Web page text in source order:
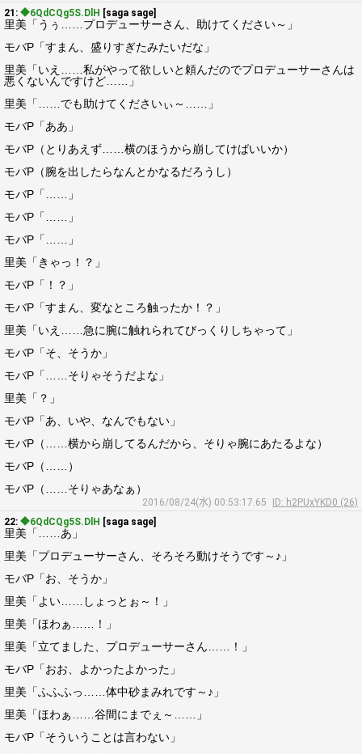
21: ◆6QdCQg5S.DlH [saga sage]
里美「うぅ……プロデューサーさん、助けてください～」
モバP「すまん、盛りすぎたみたいだな」
里美「いえ……私がやって欲しいと頼んだのでプロデューサーさんは
悪くないんですけど……」
里美「……でも助けてくださいぃ～……」
モバP「ああ」
モバP（とりあえず……横のほうから崩してけばいいか）
モバP（腕を出したらなんとかなるだろうし）
モバP「……」
モバP「……」
モバP「……」
里美「きゃっ！？」
モバP「！？」
モバP「すまん、変なところ触ったか！？」
里美「いえ……急に腕に触れられてびっくりしちゃって」
モバP「そ、そうか」
モバP「……そりゃそうだよな」
里美「？」
モバP「あ、いや、なんでもない」
モバP（……横から崩してるんだから、そりゃ腕にあたるよな）
モバP（……）
モバP（……そりゃあなぁ）
2016/08/24(水) 00:53:17.65
ID: h2PUxYKD0 (26)
22: ◆6QdCQg5S.DlH [saga sage]
里美「……あ」
里美「プロデューサーさん、そろそろ動けそうです～♪」
モバP「お、そうか」
里美「よい……しょっとぉ～！」
里美「ほわぁ……！」
里美「立てました、プロデューサーさん……！」
モバP「おお、よかったよかった」
里美「ふふふっ……体中砂まみれです～♪」
里美「ほわぁ……谷間にまでぇ～……」
モバP「そういうことは言わない」